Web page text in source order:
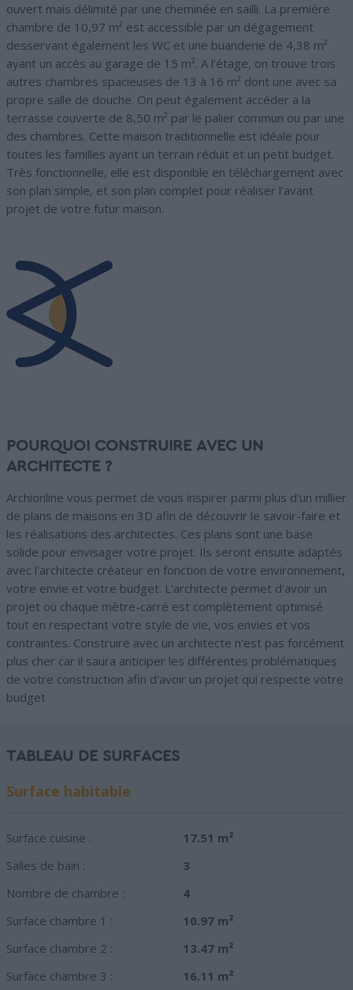
ouvert mais délimité par une cheminée en sailli. La première
chambre de 10,97 m² est accessible par un dégagement
desservant également les WC et une buanderie de 4,38 m²
ayant un accès au garage de 15 m². A l’étage, on trouve trois
autres chambres spacieuses de 13 à 16 m² dont une avec sa
propre salle de douche. On peut également accéder a la
terrasse couverte de 8,50 m² par le palier commun ou par une
des chambres. Cette maison traditionnelle est idéale pour
toutes les familles ayant un terrain réduit et un petit budget.
Très fonctionnelle, elle est disponible en téléchargement avec
son plan simple, et son plan complet pour réaliser l’avant
projet de votre futur maison.
POURQUOI CONSTRUIRE AVEC UN
ARCHITECTE ?
Archionline vous permet de vous inspirer parmi plus d'un millier
de plans de maisons en 3D afin de découvrir le savoir-faire et
les réalisations des architectes. Ces plans sont une base
solide pour envisager votre projet. Ils seront ensuite adaptés
avec l'architecte créateur en fonction de votre environnement,
votre envie et votre budget. L'architecte permet d'avoir un
projet où chaque mètre-carré est complètement optimisé
tout en respectant votre style de vie, vos envies et vos
contraintes. Construire avec un architecte n'est pas forcément
plus cher car il saura anticiper les différentes problématiques
de votre construction afin d'avoir un projet qui respecte votre
budget
TABLEAU DE SURFACES
Surface habitable
Surface cuisine :
17.51 m²
Salles de bain :
3
Nombre de chambre :
4
Surface chambre 1 :
10.97 m²
Surface chambre 2 :
13.47 m²
Surface chambre 3 :
16.11 m²